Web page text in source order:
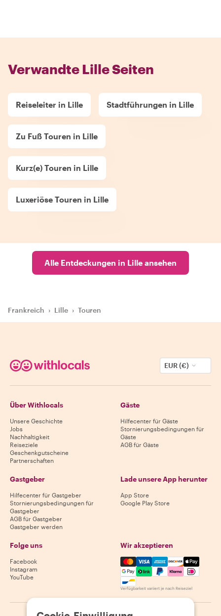
Verwandte Lille Seiten
Reiseleiter in Lille Stadtführungen in Lille
Zu Fuß Touren in Lille
Kurz(e) Touren in Lille
Luxeriöse Touren in Lille
Alle Entdeckungen in Lille ansehen
Frankreich › Lille › Touren
EUR (€)
Über Withlocals
Unsere Geschichte
Jobs
Nachhaltigkeit
Reiseziele
Geschenkgutscheine
Partnerschaften
Gäste
Hilfecenter für Gäste
Stornierungsbedingungen für
Gäste
AGB für Gäste
Gastgeber
Hilfecenter für Gastgeber
Stornierungsbedingungen für
Gastgeber
AGB für Gastgeber
Gastgeber werden
Lade unsere App herunter
App Store
Google Play Store
Folge uns
Facebook
Instagram
YouTube
Wir akzeptieren
Mastercard, Visa, Amex,
Verfügbarkeit variiert je nach Reiseziel